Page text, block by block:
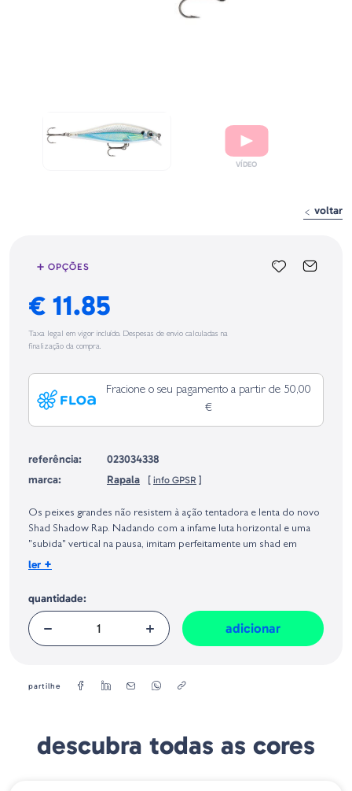
voltar
➕ OPÇÕES
€ 11.85
Taxa legal em vigor incluído. Despesas de envio calculadas na
finalização da compra.
Fracione o seu pagamento a partir de 50,00
€
referência:
023034338
marca:
Rapala [ info GPSR ]
Europeia, dos produtos da marca, conforme requerido no Regulamento
Geral sobre a Segurança dos Produtos (GPSR):
Os peixes grandes não resistem à ação tentadora e lenta do novo
Shad Shadow Rap. Nadando com a infame luta horizontal e uma
"subida" vertical na pausa, imitam perfeitamente um shad em
apuros. O perfil maior oferece mais brilho e a opção de pescar
Amarre um e veja os monstros que se escondem na escuridão.
Corpo de escamas texturado
Cores translúcidas e mate
Bass e peixes desportivos de várias espécies
Modelo - SDRS09
Tamanho - 9cm
ler +
quantidade:
adicionar
partilhe
descubra todas as cores